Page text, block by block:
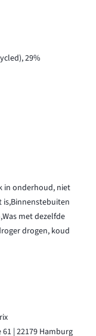
29%
in onderhoud, niet
is,Binnenstebuiten
met dezelfde
drogen, koud
| 22179 Hamburg